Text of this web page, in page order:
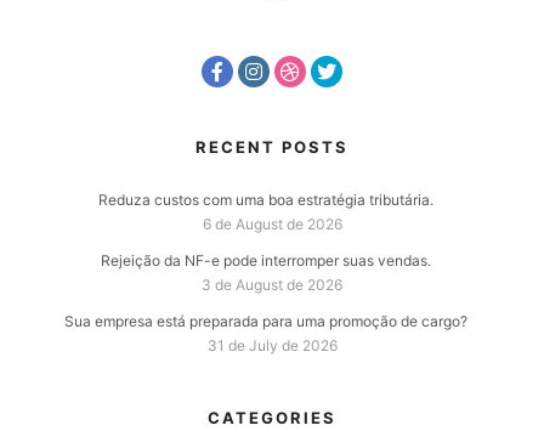
RECENT POSTS
Reduza custos com uma boa estratégia tributária.
6 de August de 2026
Rejeição da NF-e pode interromper suas vendas.
3 de August de 2026
Sua empresa está preparada para uma promoção de cargo?
31 de July de 2026
CATEGORIES